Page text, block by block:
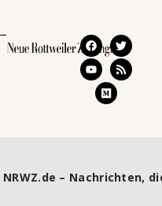
NRWZ.de – Nachrichten,